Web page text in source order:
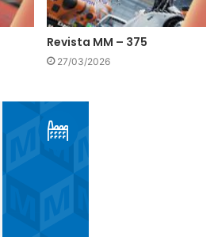
Revista MM – 375
27/03/2026